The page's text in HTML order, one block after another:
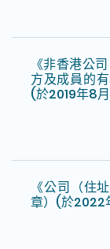
《非香港公
方及成員的
(於2019年8
《公司（住
章）(於2022